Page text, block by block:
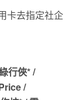
卡去指定社企
行俠* /
/